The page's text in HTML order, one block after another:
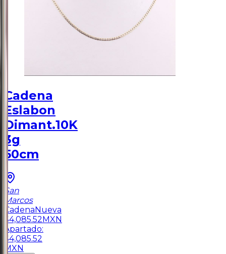
Cadena
Eslabon
Dimant.10K
3g
50cm
San
Marcos
CadenaNueva
$4,085.52MXN
Apartado:
$4,085.52
MXN